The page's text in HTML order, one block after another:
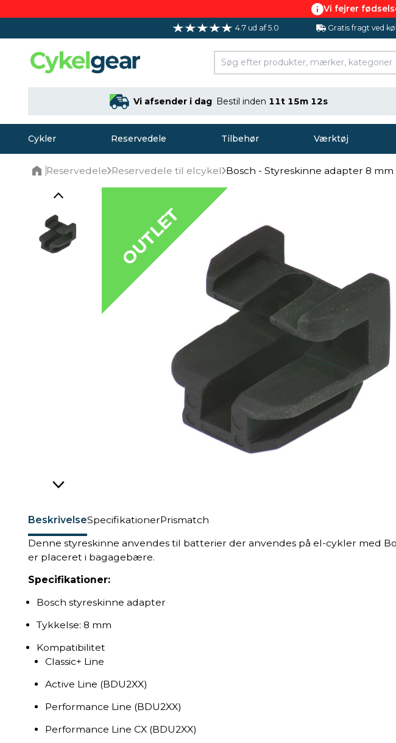
Vi fejrer
4.7 ud af 5.0 Gratis fragt ved
Vi afsender i dag Bestil inden 11t 15m 11s
Cykler Reservedele Tilbehør Værktøj
Reservedele Reservedele til elcykel Bosch - Styreskinne adapter 8 mm
OUTLET
BeskrivelseSpecifikationerPrismatch
Denne styreskinne anvendes til batterier der anvendes på el-cykler med
er placeret i bagagebære.
Specifikationer:
Bosch styreskinne adapter
Tykkelse: 8 mm
Kompatibilitet
Classic+ Line
Active Line (BDU2XX)
Performance Line (BDU2XX)
Performance Line CX (BDU2XX)